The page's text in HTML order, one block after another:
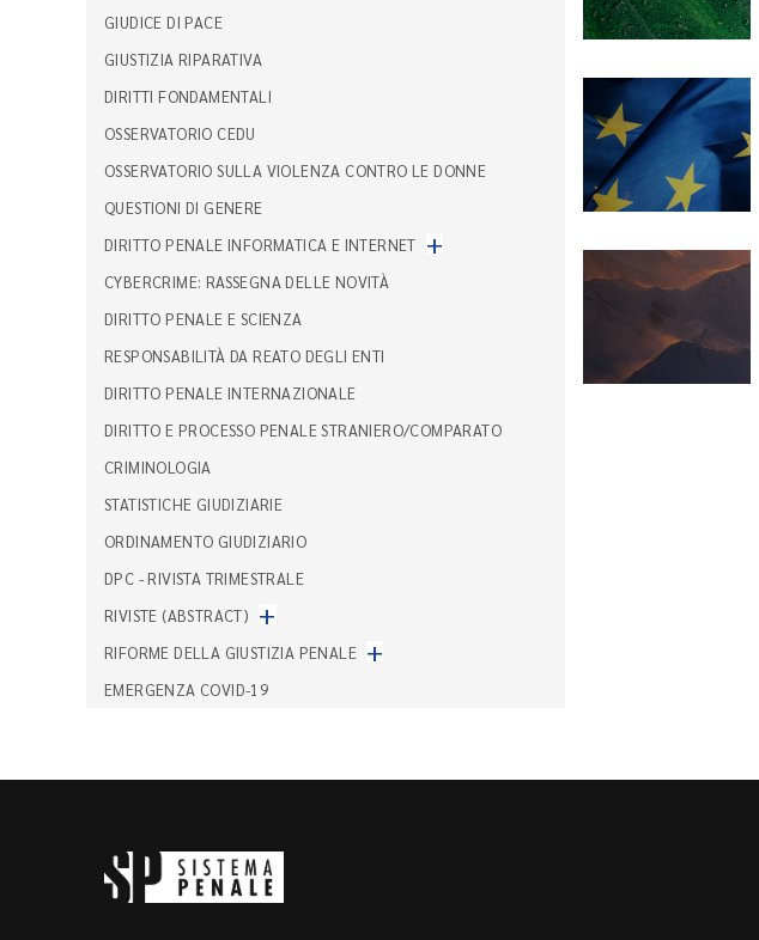
GIUDICE DI PACE
GIUSTIZIA RIPARATIVA
DIRITTI FONDAMENTALI
OSSERVATORIO CEDU
OSSERVATORIO SULLA VIOLENZA CONTRO LE DONNE
QUESTIONI DI GENERE
DIRITTO PENALE INFORMATICA E INTERNET +
CYBERCRIME: RASSEGNA DELLE NOVITÀ
DIRITTO PENALE E SCIENZA
RESPONSABILITÀ DA REATO DEGLI ENTI
DIRITTO PENALE INTERNAZIONALE
DIRITTO E PROCESSO PENALE STRANIERO/COMPARATO
CRIMINOLOGIA
STATISTICHE GIUDIZIARIE
ORDINAMENTO GIUDIZIARIO
DPC - RIVISTA TRIMESTRALE
RIVISTE (ABSTRACT) +
RIFORME DELLA GIUSTIZIA PENALE +
EMERGENZA COVID-19